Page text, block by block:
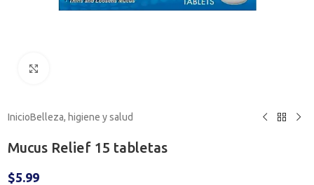
InicioBelleza, higiene y salud
Mucus Relief 15 tabletas
$5.99